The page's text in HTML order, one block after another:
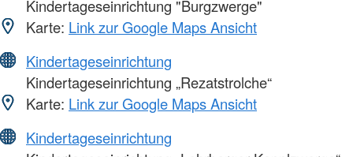
Kindertageseinrichtung "Burgzwerge"
Karte: Link zur Google Maps Ansicht
Kindertageseinrichtung
Kindertageseinrichtung „Rezatstrolche“
Karte: Link zur Google Maps Ansicht
Kindertageseinrichtung